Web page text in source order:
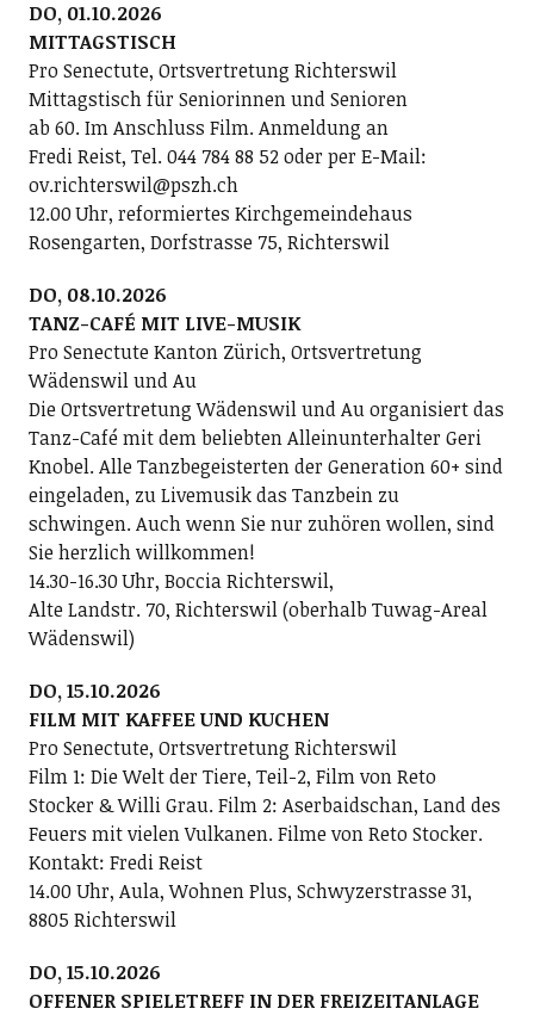
DO, 01.10.2026
MITTAGSTISCH
Pro Senectute, Ortsvertretung Richterswil
Mittagstisch für Seniorinnen und Senioren
ab 60. Im Anschluss Film. Anmeldung an
Fredi Reist, Tel. 044 784 88 52 oder per E-Mail:
ov.richterswil@pszh.ch
12.00 Uhr, reformiertes Kirchgemeindehaus
Rosengarten, Dorfstrasse 75, Richterswil
DO, 08.10.2026
TANZ-CAFÉ MIT LIVE-MUSIK
Pro Senectute Kanton Zürich, Ortsvertretung
Wädenswil und Au
Die Ortsvertretung Wädenswil und Au organisiert das
Tanz-Café mit dem beliebten Alleinunterhalter Geri
Knobel. Alle Tanzbegeisterten der Generation 60+ sind
eingeladen, zu Livemusik das Tanzbein zu
schwingen. Auch wenn Sie nur zuhören wollen, sind
Sie herzlich willkommen!
14.30-16.30 Uhr, Boccia Richterswil,
Alte Landstr. 70, Richterswil (oberhalb Tuwag-Areal
Wädenswil)
DO, 15.10.2026
FILM MIT KAFFEE UND KUCHEN
Pro Senectute, Ortsvertretung Richterswil
Film 1: Die Welt der Tiere, Teil-2, Film von Reto
Stocker & Willi Grau. Film 2: Aserbaidschan, Land des
Feuers mit vielen Vulkanen. Filme von Reto Stocker.
Kontakt: Fredi Reist
14.00 Uhr, Aula, Wohnen Plus, Schwyzerstrasse 31,
8805 Richterswil
DO, 15.10.2026
OFFENER SPIELETREFF IN DER FREIZEITANLAGE